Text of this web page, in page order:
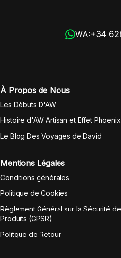
WA:+34
À Propos de Nous
Les Débuts D'AW
Histoire d'AW Artisan et Effet Phoenix
Le Blog Des Voyages de David
Mentions Légales
Conditions générales
Politique de Cookies
Règlement Général sur la Sécurité
Produits (GPSR)
Politque de Retour